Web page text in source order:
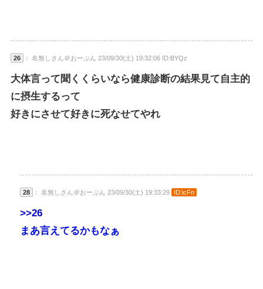
26 ： 名無しさん＠おーぷん 23/09/30(土) 19:32:06 ID:BYQz
大体言って聞くくらいなら健康診断の結果見て自主的
に摂生するって
好きにさせて好きに死なせてやれ
28 ： 名無しさん＠おーぷん 23/09/30(土) 19:33:29 ID:icFn
>>26
まあ言えてるかもなぁ